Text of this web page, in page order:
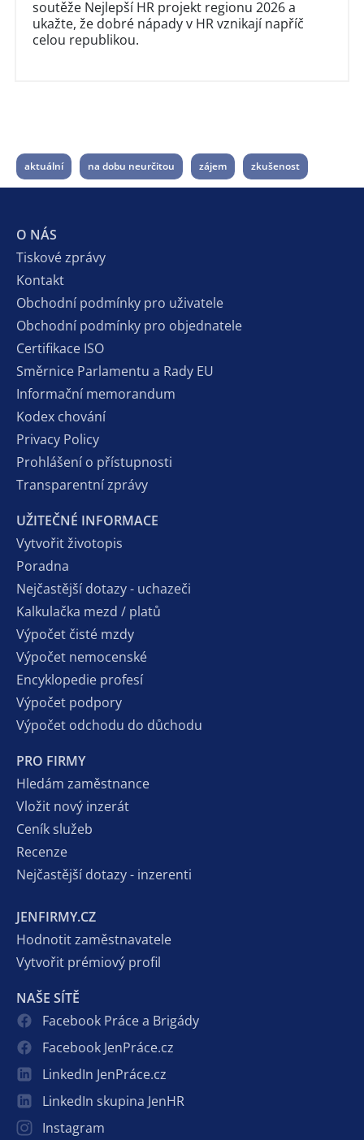
soutěže Nejlepší HR projekt regionu 2026 a
ukažte, že dobré nápady v HR vznikají napříč
celou republikou.
aktuální na dobu neurčitou zájem zkušenost
O NÁS
Tiskové zprávy
Kontakt
Obchodní podmínky pro uživatele
Obchodní podmínky pro objednatele
Certifikace ISO
Směrnice Parlamentu a Rady EU
Informační memorandum
Kodex chování
Privacy Policy
Prohlášení o přístupnosti
Transparentní zprávy
UŽITEČNÉ INFORMACE
Vytvořit životopis
Poradna
Nejčastější dotazy - uchazeči
Kalkulačka mezd / platů
Výpočet čisté mzdy
Výpočet nemocenské
Encyklopedie profesí
Výpočet podpory
Výpočet odchodu do důchodu
PRO FIRMY
Hledám zaměstnance
Vložit nový inzerát
Ceník služeb
Recenze
Nejčastější dotazy - inzerenti
JENFIRMY.CZ
Hodnotit zaměstnavatele
Vytvořit prémiový profil
NAŠE SÍTĚ
Facebook Práce a Brigády
Facebook JenPráce.cz
LinkedIn JenPráce.cz
LinkedIn skupina JenHR
Instagram